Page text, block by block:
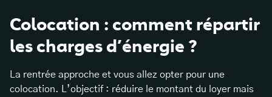
Colocation : comment répartir
les charges d’énergie ?
La rentrée approche et vous allez opter pour une
colocation. L’objectif : réduire le montant du loyer mais